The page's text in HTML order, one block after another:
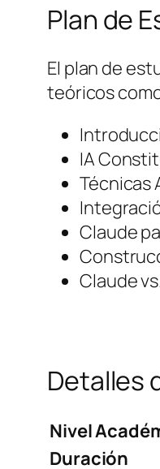
Plan de
El plan de
teóricos
IA
Técnicas
Claude
Claude
Detalles
Nivel
Duración